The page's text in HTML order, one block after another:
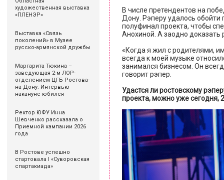
художественная выставка
«ПЛЕНЭР»
Выставка «Связь
поколений» в Музее
русско-армянской дружбы
Маргарита Тюкина –
заведующая 2-м ЛОР-
отделением ЦГБ Ростова-
на-Дону. Интервью
накануне юбилея
Ректор ЮФУ Инна
Шевченко рассказала о
Приемной кампании 2026
года
В Ростове успешно
стартовала I «Суворовская
спартакиада»
В числе претендентов на
Дону. Рэперу удалось обойти
полуфинал проекта, чтобы
Анохиной. А заодно доказать
«Когда я жил с родителями,
всегда к моей музыке
занимался бизнесом. Он
говорит рэпер.
Удастся ли ростовскому
проекта, можно уже сегодня,